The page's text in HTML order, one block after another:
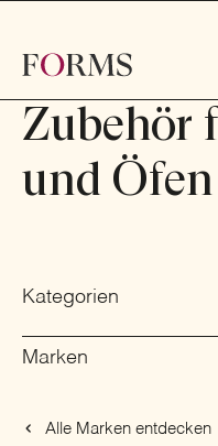
Zubehör für Kamine und
Zubehör
und Öfen
Kategorien
Marken
Alle Marken entdecken